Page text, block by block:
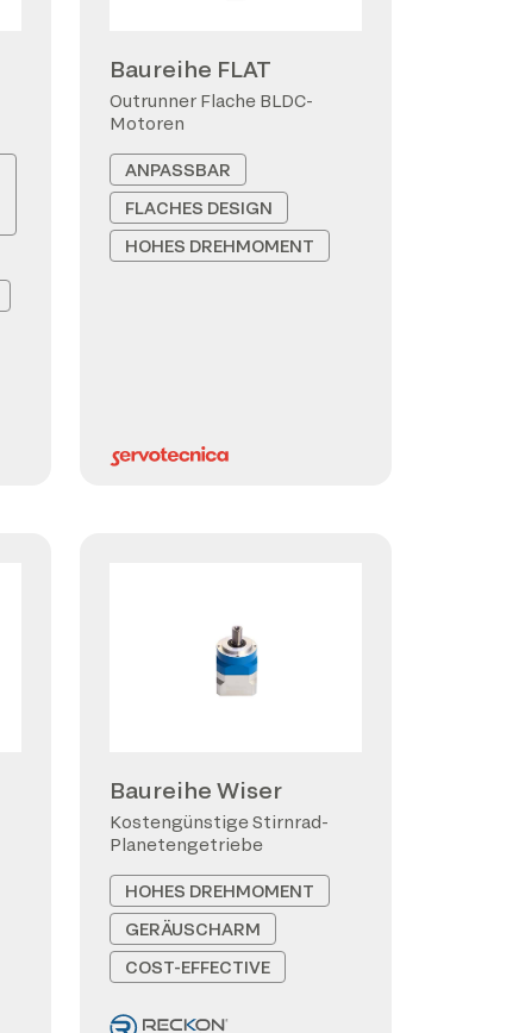
Baureihe FLAT
Outrunner Flache BLDC-
Motoren
ANPASSBAR
FLACHES DESIGN
HOHES DREHMOMENT
Baureihe Wiser
Kostengünstige Stirnrad-
Planetengetriebe
HOHES DREHMOMENT
GERÄUSCHARM
COST-EFFECTIVE